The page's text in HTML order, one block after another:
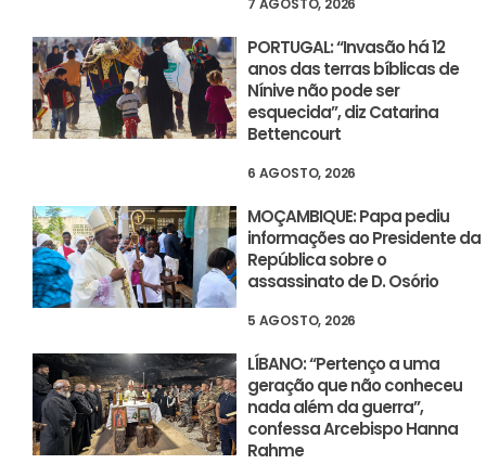
7 AGOSTO, 2026
PORTUGAL: “Invasão há 12
anos das terras bíblicas de
Nínive não pode ser
esquecida”, diz Catarina
Bettencourt
6 AGOSTO, 2026
MOÇAMBIQUE: Papa pediu
informações ao Presidente da
República sobre o
assassinato de D. Osório
5 AGOSTO, 2026
LÍBANO: “Pertenço a uma
geração que não conheceu
nada além da guerra”,
confessa Arcebispo Hanna
Rahme